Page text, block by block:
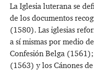
La Iglesia luterana se
de los documentos
(1580). Las iglesias
a sí mismas por medio
Confesión Belga
(1563) y los Cánones